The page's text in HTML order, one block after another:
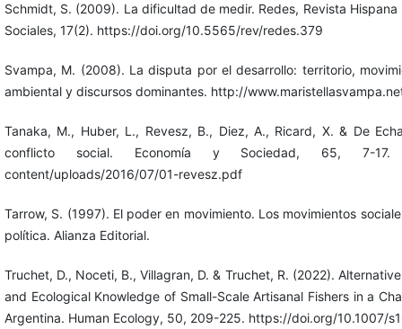
Schmidt, S. (2009). La dificultad de medir. Redes, Revista Hispana
Sociales, 17(2). https://doi.org/10.5565/rev/redes.379
Svampa, M. (2008). La disputa por el desarrollo: territorio,
ambiental y discursos dominantes. http://
Tanaka, M., Huber, L., Revesz, B., Diez, A., Ricard, X. & De
conflicto social. Economía y Sociedad, 65, 7-17.
content/uploads/2016/07/01-revesz.pdf
Tarrow, S. (1997). El poder en movimiento. Los movimientos
política. Alianza Editorial.
Truchet, D., Noceti, B., Villagran, D. & Truchet, R. (2022).
and Ecological Knowledge of Small-Scale Artisanal Fishers in a
Argentina. Human Ecology, 50, 209-225. https://doi.org/10.1007/